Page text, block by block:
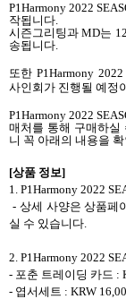
P1Harmony 2022
작됩니다.
시즌그리팅과MD는 12
송됩니다.
또한 P1Harmony 2022
사인회가 진행될 예정
P1Harmony 2022
매처를 통해 구매하실
니 꼭 아래의 내용을
[상품 정보]
1. P1Harmony 2022
- 상세 사양은 상품페
실 수 있습니다.
2. P1Harmony 2022
- 포춘 트레이딩 카드 :
- 엽서세트 : KRW